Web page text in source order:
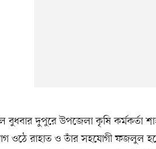
দুপুরে উপজেলা কৃষি কর্মকর্তা
ওঠে রাহাত ও তাঁর সহযোগী ফজলুল